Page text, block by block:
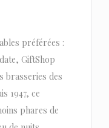
préférées :
GiftShop
brasseries des
1947, ce
phares de